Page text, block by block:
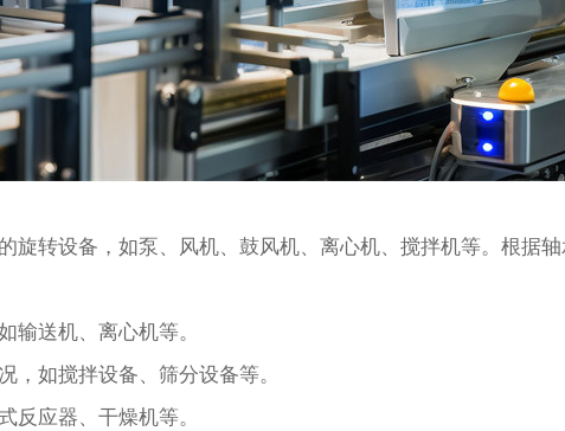
旋转设备，如泵、风机、鼓风机、离心机、搅拌机等。根据
输送机、离心机等。
，如搅拌设备、筛分设备等。
反应器、干燥机等。